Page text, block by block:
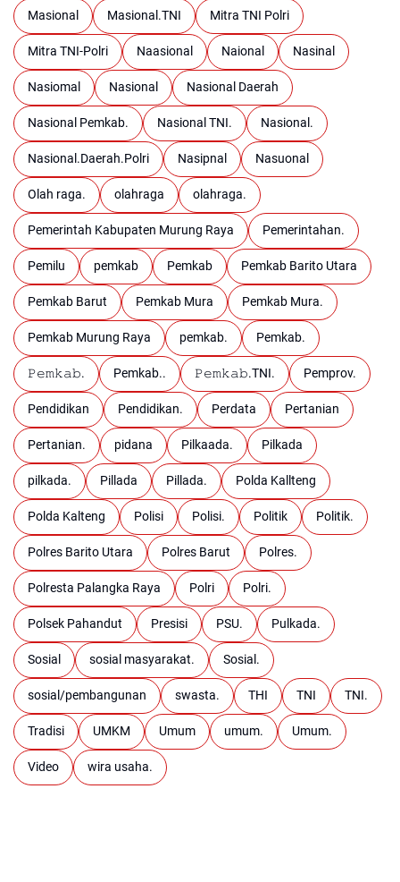
Masional Masional.TNI Mitra TNI Polri
Mitra TNI-Polri Naasional Naional Nasinal
Nasiomal Nasional Nasional Daerah
Nasional Pemkab. Nasional TNI. Nasional.
Nasional.Daerah.Polri Nasipnal Nasuonal
Olah raga. olahraga olahraga.
Pemerintah Kabupaten Murung Raya Pemerintahan.
Pemilu pemkab Pemkab Pemkab Barito Utara
Pemkab Barut Pemkab Mura Pemkab Mura.
Pemkab Murung Raya pemkab. Pemkab.
𝙿𝚎𝚖𝚔𝚊𝚋. Pemkab.. 𝙿𝚎𝚖𝚔𝚊𝚋.TNI. Pemprov.
Pendidikan Pendidikan. Perdata Pertanian
Pertanian. pidana Pilkaada. Pilkada
pilkada. Pillada Pillada. Polda Kallteng
Polda Kalteng Polisi Polisi. Politik Politik.
Polres Barito Utara Polres Barut Polres.
Polresta Palangka Raya Polri Polri.
Polsek Pahandut Presisi PSU. Pulkada.
Sosial sosial masyarakat. Sosial.
sosial/pembangunan swasta. THI TNI TNI.
Tradisi UMKM Umum umum. Umum.
Video wira usaha.